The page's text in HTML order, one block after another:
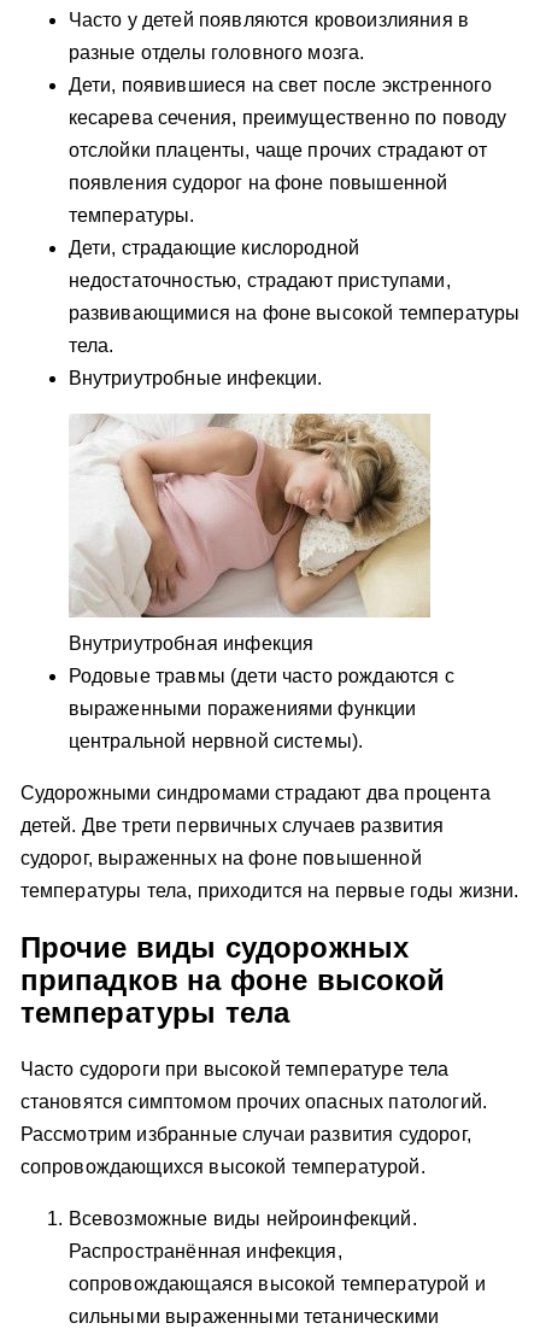
Часто у детей появляются кровоизлияния в
разные отделы головного мозга.
Дети, появившиеся на свет после экстренного
кесарева сечения, преимущественно по поводу
отслойки плаценты, чаще прочих страдают от
появления судорог на фоне повышенной
температуры.
Дети, страдающие кислородной
недостаточностью, страдают приступами,
развивающимися на фоне высокой температуры
тела.
Внутриутробные инфекции.
Внутриутробная инфекция
Родовые травмы (дети часто рождаются с
выраженными поражениями функции
центральной нервной системы).
Судорожными синдромами страдают два процента
детей. Две трети первичных случаев развития
судорог, выраженных на фоне повышенной
температуры тела, приходится на первые годы жизни.
Прочие виды судорожных
припадков на фоне высокой
температуры тела
Часто судороги при высокой температуре тела
становятся симптомом прочих опасных патологий.
Рассмотрим избранные случаи развития судорог,
сопровождающихся высокой температурой.
Всевозможные виды нейроинфекций.
Распространённая инфекция,
сопровождающаяся высокой температурой и
сильными выраженными тетаническими